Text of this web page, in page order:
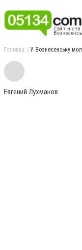
Головна У Вознесенську
Евгений Лухманов